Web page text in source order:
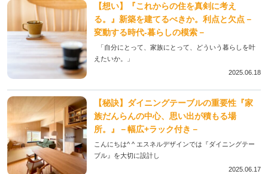
【想い】『これからの住を真剣に考え
る。』新築を建てるべきか。利点と欠点－
変動する時代-暮らしの模索－
「自分にとって、家族にとって、どういう暮らしを叶
えたいか。」
2025.06.18
【秘訣】ダイニングテーブルの重要性『家
族だんらんの中心、思い出が積もる場
所。』－幅広+ラック付き－
こんにちは^ ^ エスネルデザインでは『ダイニングテー
ブル』を大切に設計し
2025.06.17